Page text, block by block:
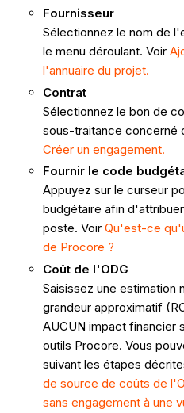
Fournisseur
Sélectionnez le nom de
le menu déroulant. Voir
l'annuaire du projet.
Contrat
Sélectionnez le bon de
sous-traitance concerné
Créer un engagement.
Fournir le code
Appuyez sur le curseur
budgétaire afin
poste. Voir Qu'est-ce
de Procore ?
Coût de l'ODG
Saisissez une estimation
grandeur approximatif
AUCUN impact financier
outils Procore. Vous
suivant les étapes
de source de coûts de
sans engagement à une